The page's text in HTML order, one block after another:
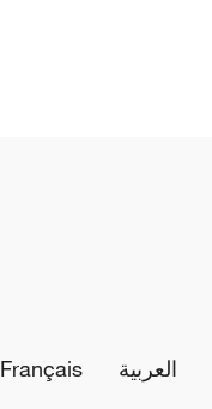
Français العربية